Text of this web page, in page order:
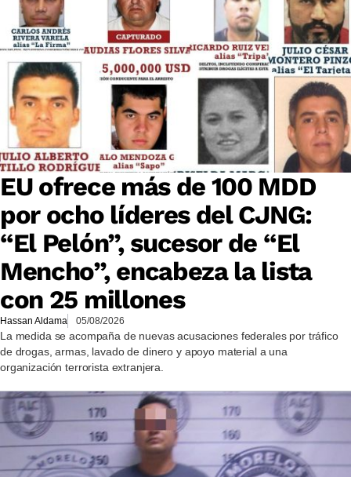
EU ofrece más de 100 MDD
por ocho líderes del CJNG:
“El Pelón”, sucesor de “El
Mencho”, encabeza la lista
con 25 millones
Hassan Aldama 05/08/2026
La medida se acompaña de nuevas acusaciones federales por tráfico
de drogas, armas, lavado de dinero y apoyo material a una
organización terrorista extranjera.